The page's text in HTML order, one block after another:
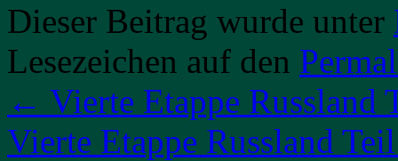
Dieser Beitrag wurde unter
Lesezeichen auf den
← Vierte Etappe Russland
Vierte Etappe Russland